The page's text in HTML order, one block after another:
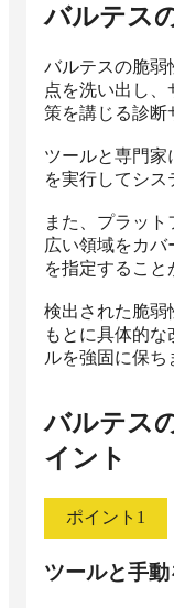
バルテス
バルテスの脆弱
点を洗い出し
策を講じる診断
ツールと専門家
を実行してシス
また、プラッ
広い領域をカ
を指定すること
検出された脆弱
もとに具体的
ルを強固に保ち
バルテス
イント
ポイント 1
ツールと手